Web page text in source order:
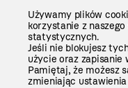
Używamy plików
korzystanie z
statystycznych.
Jeśli nie blokujesz
użycie oraz zapisanie
Pamiętaj, że możesz
zmieniając